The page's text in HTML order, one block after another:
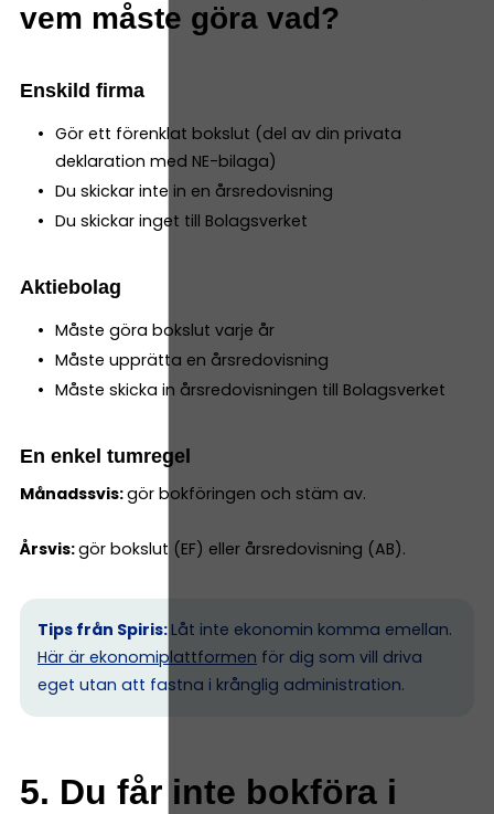
vem måste göra vad?
Enskild firma
Gör ett förenklat bokslut (del av din privata
deklaration med NE-bilaga)
Du skickar inte in en årsredovisning
Du skickar inget till Bolagsverket
Aktiebolag
Måste göra bokslut varje år
Måste upprätta en årsredovisning
Måste skicka in årsredovisningen till Bolagsverket
En enkel tumregel
Månadssvis:gör bokföringen och stäm av.
Årsvis:gör bokslut (EF) eller årsredovisning (AB).
Tips från Spiris: Låt inte ekonomin komma emellan.
Här är ekonomiplattformen för dig som vill driva
eget utan att fastna i krånglig administration.
5. Du får inte bokföra i